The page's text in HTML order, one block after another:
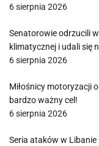
6 sierpnia 2026
Senatorowie odrzucili
klimatycznej i udali się
6 sierpnia 2026
Miłośnicy motoryzacji
bardzo ważny cel!
6 sierpnia 2026
Seria ataków w